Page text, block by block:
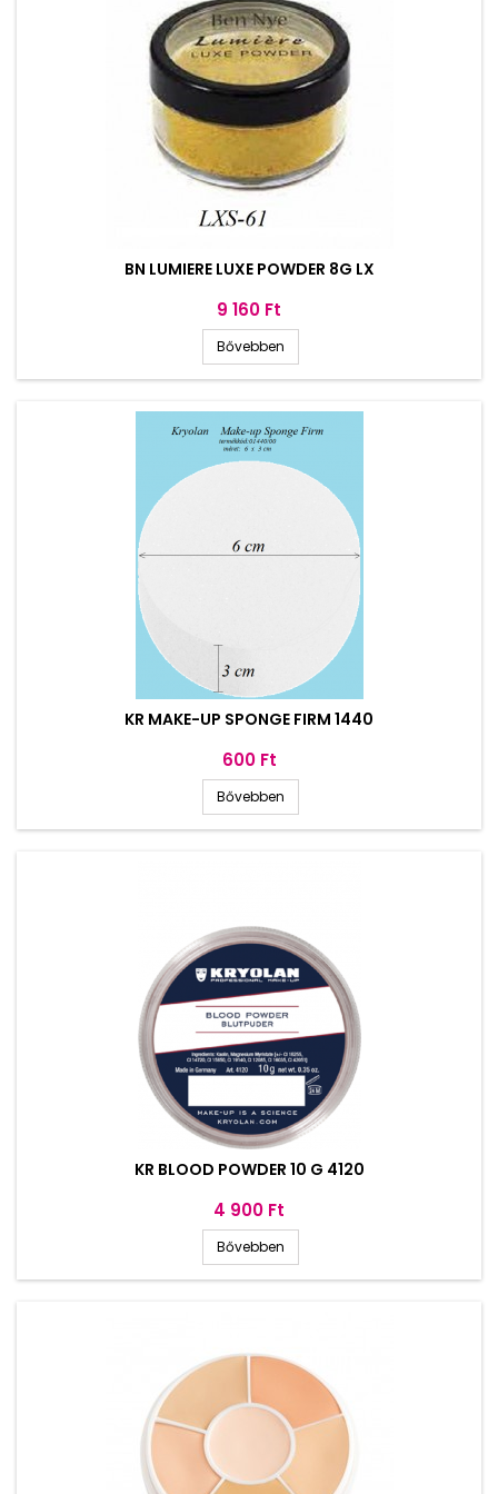
BN LUMIERE LUXE POWDER 8G LX
Ár
9 160 Ft
Bővebben
KR MAKE-UP SPONGE FIRM 1440
Ár
600 Ft
Bővebben
KR BLOOD POWDER 10 G 4120
Ár
4 900 Ft
Bővebben